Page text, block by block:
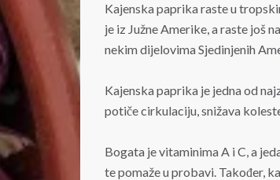
Kajenska paprika raste u
je iz Južne Amerike, a raste još
nekim dijelovima Sjedinjenih
Kajenska paprika je jedna od
potiče cirkulaciju, snižava
Bogata je vitaminima A i C, a
te pomaže u probavi. Također,